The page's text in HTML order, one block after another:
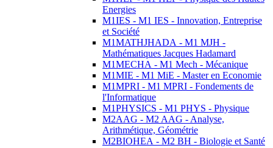
Energies
M1IES - M1 IES - Innovation, Entreprise
et Société
M1MATHJHADA - M1 MJH -
Mathématiques Jacques Hadamard
M1MECHA - M1 Mech - Mécanique
M1MIE - M1 MiE - Master en Economie
M1MPRI - M1 MPRI - Fondements de
l'Informatique
M1PHYSICS - M1 PHYS - Physique
M2AAG - M2 AAG - Analyse,
Arithmétique, Géométrie
M2BIOHEA - M2 BH - Biologie et Santé